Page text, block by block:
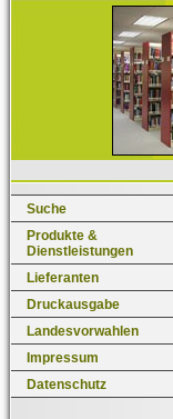
Suche
Produkte &
Dienstleistungen
Lieferanten
Druckausgabe
Landesvorwahlen
Impressum
Datenschutz